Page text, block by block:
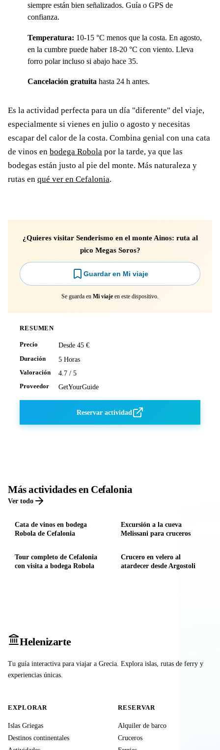
siempre están bien señalizados. Guía o GPS de
confianza.
Temperatura: 10-15 °C menos que la costa. En agosto,
en la cumbre puede haber 18-20 °C con viento. Lleva
forro polar incluso si abajo hace 35.
Cancelación gratuita hasta 24 h antes.
Es la actividad perfecta para un día "diferente" del viaje,
especialmente si vienes en julio o agosto y necesitas
escapar del calor de la costa. Combina genial con una cata
de vinos en bodega Robola por la tarde, ya que las
bodegas están justo al pie del monte. Más naturaleza y
rutas en qué ver en Cefalonia.
¿Quieres visitar Senderismo en el monte Ainos: ruta al
pico Megas Soros?
Guardar en Mi viaje
Se guarda en Mi viaje en este dispositivo.
RESUMEN
Precio Desde 45 €
Duración 5 Horas
Valoración 4.7 / 5
Proveedor GetYourGuide
Reservar actividad
Más actividades en Cefalonia
Ver todo
Cata de vinos en bodega
Robola de Cefalonia
Excursión a la cueva
Melissani para cruceros
Tour completo de Cefalonia
con visita a bodega Robola
Crucero en velero al
atardecer desde Argostoli
Helenizarte
Tu guía interactiva para viajar a Grecia. Explora islas, rutas de ferry y
experiencias únicas.
EXPLORAR
Islas Griegas
Destinos continentales
RESERVAR
Alquiler de barco
Cruceros